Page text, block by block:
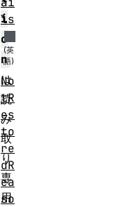
i
o
n
は
読
み
取
り
専
用
ls
No
tR
es
to
re
dR
ea
so